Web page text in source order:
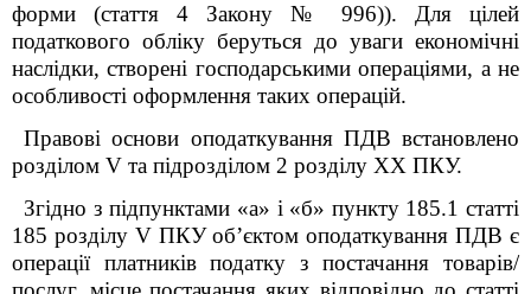
форми (стаття 4 Закону № 996)). Для цілей
податкового обліку беруться до уваги економічні
наслідки, створені господарськими операціями, а не
особливості оформлення таких операцій.
Правові основи оподаткування ПДВ встановлено
розділом V та підрозділом 2 розділу XX ПКУ.
Згідно з підпунктами «а» і «б» пункту 185.1 статті
185 розділу VПКУ об’єктом оподаткування ПДВ є
операції платників податку з постачання товарів/